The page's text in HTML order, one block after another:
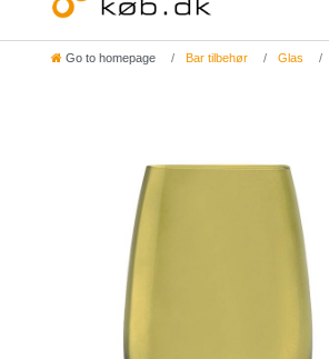
Go to homepage Bar tilbehør Glas